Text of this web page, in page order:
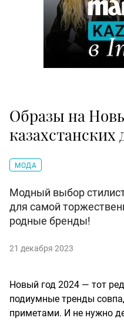
Образы на
казахстанских
МОДА
Модный выбор
для самой
родные бренды!
21 декабря 2023
Новый год 2024 — тот
подиумные тренды
приметами. И не нужно